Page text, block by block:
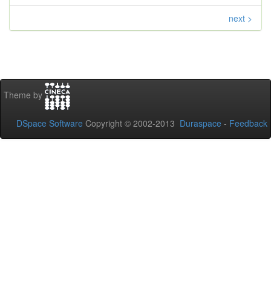
next >
Theme by
DSpace Software Copyright © 2002-2013 Duraspace - Feedback